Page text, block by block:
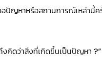
ปัญหาหรือสถานการณ์เหล่านี้ค
งคิดว่าสิ่งที่เกิดขึ้นเป็นปัญหา ?”